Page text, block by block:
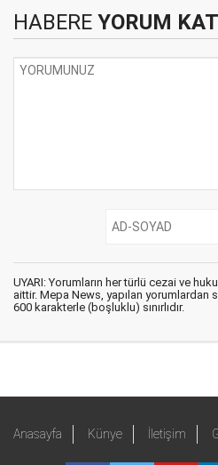
HABERE YORUM KAT
UYARI: Yorumların her türlü cezai ve
aittir. Mepa News, yapılan yorumlardan
600 karakterle (boşluklu) sınırlıdır.
Anasayfa Künye İletişim